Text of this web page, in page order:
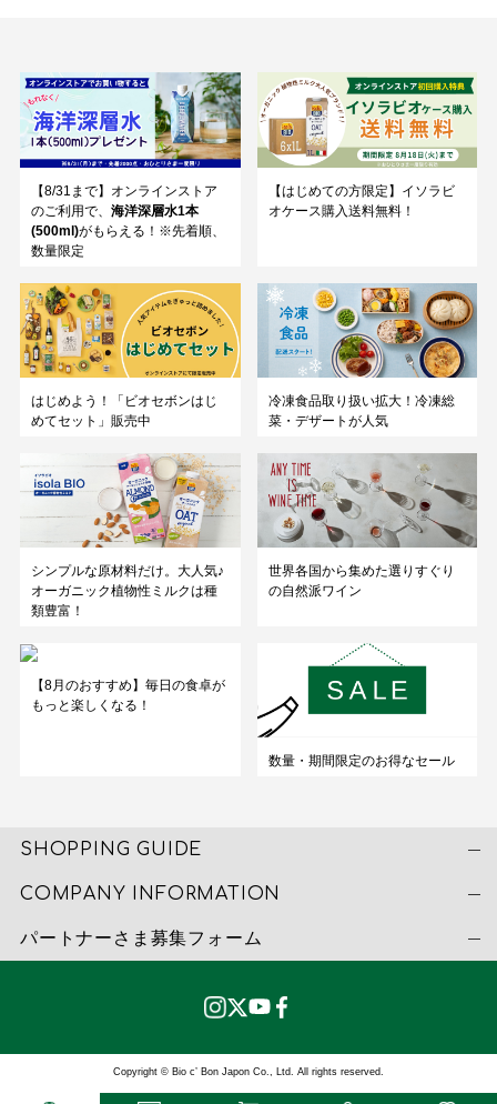
【8/31まで】オンラインストア
のご利用で、 海洋深層水1本
(500ml)がもらえる！※先着順、
数量限定
【はじめての方限定】イソラビ
オケース購入送料無料！
はじめよう！「ビオセボンはじ
めてセット」販売中
冷凍食品取り扱い拡大！冷凍総
菜・デザートが人気
シンプルな原材料だけ。大人気♪
オーガニック植物性ミルクは種
類豊富！
世界各国から集めた選りすぐり
の自然派ワイン
【8月のおすすめ】毎日の食卓が
もっと楽しくなる！
数量・期間限定のお得なセール
SHOPPING GUIDE
COMPANY INFORMATION
パートナーさま募集フォーム
Copyright © Bio c’ Bon Japon Co., Ltd. All rights reserved.